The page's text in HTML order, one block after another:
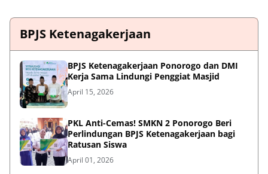
BPJS Ketenagakerjaan
BPJS Ketenagakerjaan Ponorogo dan DMI
Kerja Sama Lindungi Penggiat Masjid
April 15, 2026
PKL Anti-Cemas! SMKN 2 Ponorogo Beri
Perlindungan BPJS Ketenagakerjaan bagi
Ratusan Siswa
April 01, 2026